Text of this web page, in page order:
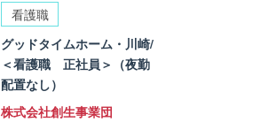
看護職
グッドタイムホーム・川崎/
＜看護職 正社員＞（夜勤
配置なし）
株式会社創生事業団